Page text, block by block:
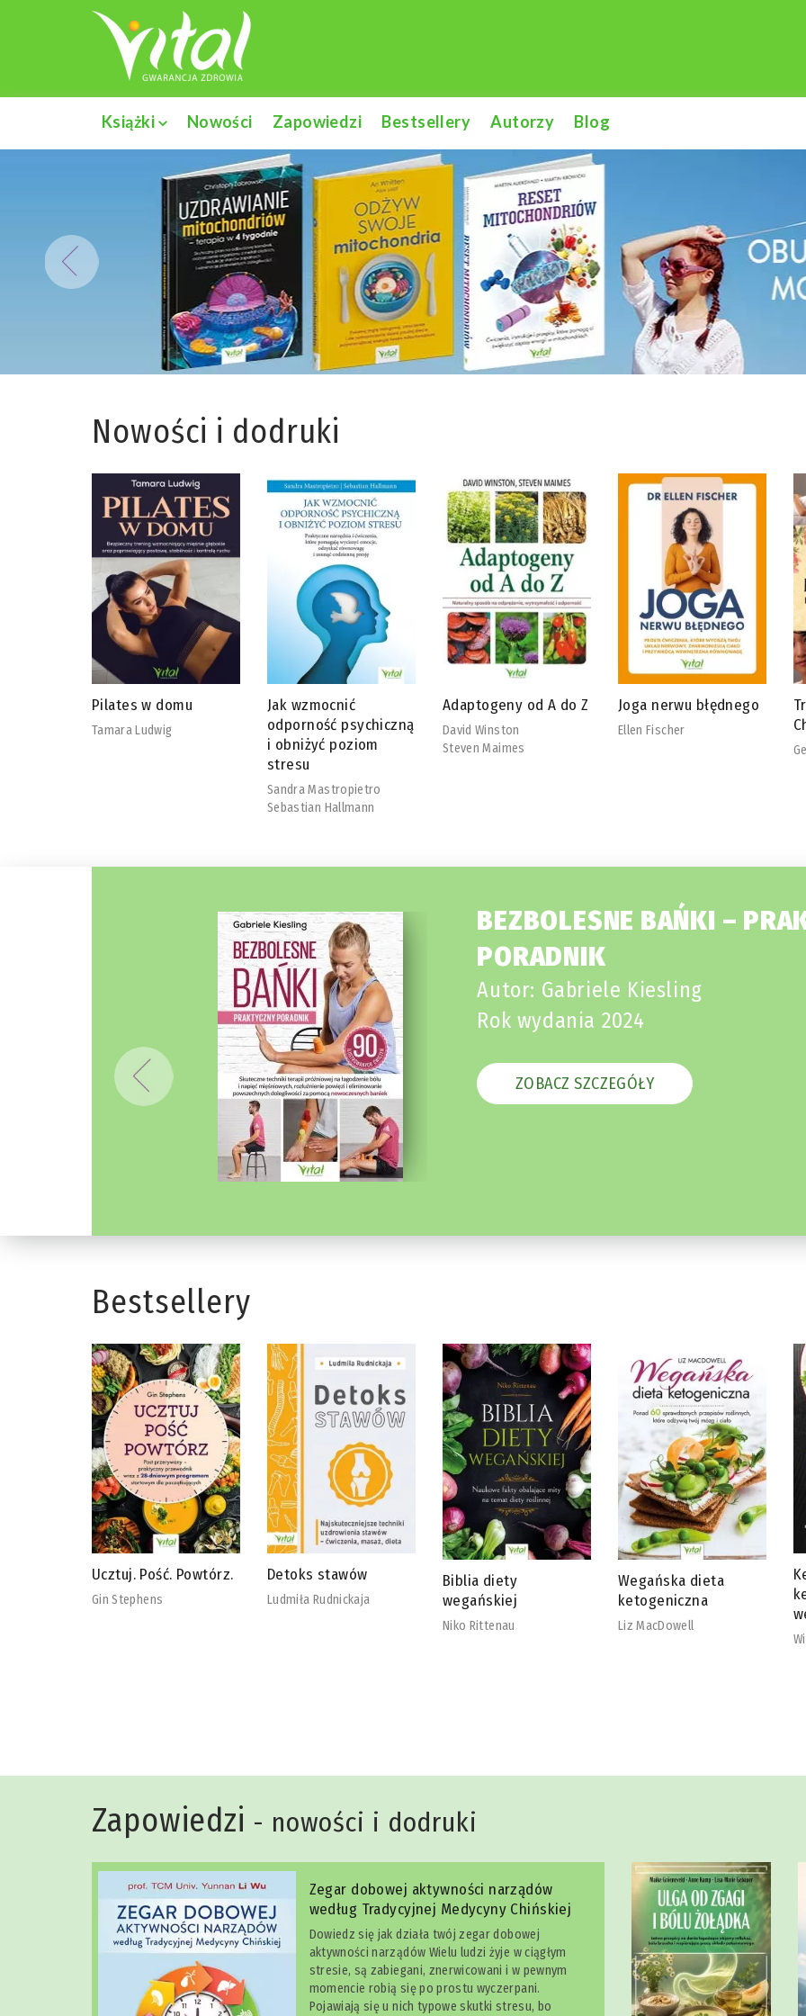
Książki Nowości Zapowiedzi Bestsellery Autorzy Blog
Nowości i dodruki
Jak wzmocnić
odporność psychiczną
Adaptogeny od A do Z
David Winston
Steven Maimes
Joga nerwu błędnego
Ellen Fischer
Tradycyjna Medycyna
Chińska
BEZBOLESNE BAŃKI –
PORADNIK
Autor: Gabriele Kiesling
Rok wydania 2024
ZOBACZ SZCZEGÓŁY
Bestsellery
Detoks stawów
Ludmiła Rudnickaja
Biblia diety
wegańskiej
Wegańska dieta
ketogeniczna
Liz MacDowell
Ketotarianin – dieta
ketogeniczna dla
wegetarian
Zapowiedzi - nowości i dodruki
Zegar dobowej aktywności narządów
według Tradycyjnej Medycyny Chińskiej
Dowiedz się jak działa twój zegar dobowej
aktywności narządów Wielu ludzi żyje w ciągłym
stresie, są zabiegani, znerwicowani i w pewnym
momencie robią się po prostu wyczerpani.
Pojawiają się u nich typowe skutki stresu, bo